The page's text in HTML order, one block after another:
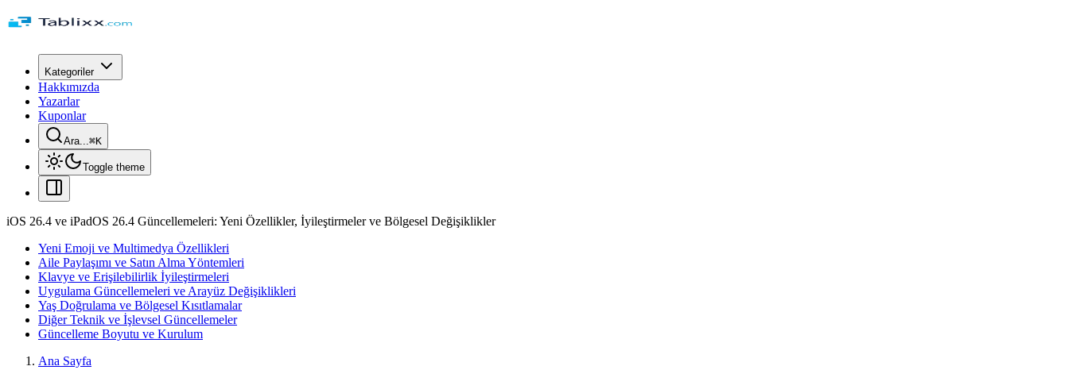
Kategoriler
Hakkımızda
Yazarlar
Kuponlar
Ara...⌘K
Toggle theme
iOS 26.4 ve iPadOS 26.4 Güncellemeleri: Yeni Özellikler, İyileştirmeler ve Bölgesel Değişiklikler
Yeni Emoji ve Multimedya Özellikleri
Aile Paylaşımı ve Satın Alma Yöntemleri
Klavye ve Erişilebilirlik İyileştirmeleri
Uygulama Güncellemeleri ve Arayüz Değişiklikleri
Yaş Doğrulama ve Bölgesel Kısıtlamalar
Diğer Teknik ve İşlevsel Güncellemeler
Güncelleme Boyutu ve Kurulum
Ana Sayfa